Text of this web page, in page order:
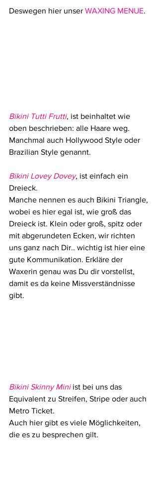
Deswegen hier unser WAXING MENUE.
Bikini Tutti Frutti, ist beinhaltet wie
oben beschrieben: alle Haare weg.
Manchmal auch Hollywood Style oder
Brazilian Style genannt.
Bikini Lovey Dovey, ist einfach ein
Dreieck.
Manche nennen es auch Bikini Triangle,
wobei es hier egal ist, wie groß das
Dreieck ist. Klein oder groß, spitz oder
mit abgerundeten Ecken, wir richten
uns ganz nach Dir.. wichtig ist hier eine
gute Kommunikation. Erkläre der
Waxerin genau was Du dir vorstellst,
damit es da keine Missverständnisse
gibt.
Bikini Skinny Mini ist bei uns das
Equivalent zu Streifen, Stripe oder auch
Metro Ticket.
Auch hier gibt es viele Möglichkeiten,
die es zu besprechen gilt.